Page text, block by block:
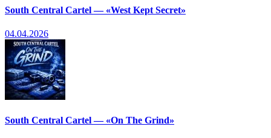
South Central Cartel — «West Kept Secret»
04.04.2026
South Central Cartel — «On The Grind»